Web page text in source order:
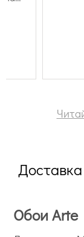
Доставка
Обои Arte